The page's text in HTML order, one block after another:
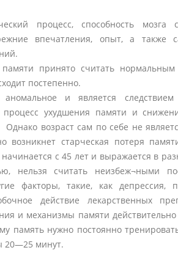
процесс, способность мозга
впечатления, опыт, а также
принято считать нормальным
постепенно.
и является следствием
ухудшения памяти и
возраст сам по себе не
возникнет старческая потеря
с 45 лет и выражается в
нельзя считать неизбеж¬ными
факторы, такие, как депрессия,
действие лекарственных
и механизмы памяти
память нужно постоянно
20—25 минут.